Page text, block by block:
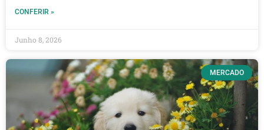
CONFERIR »
Junho 8, 2026
MERCADO